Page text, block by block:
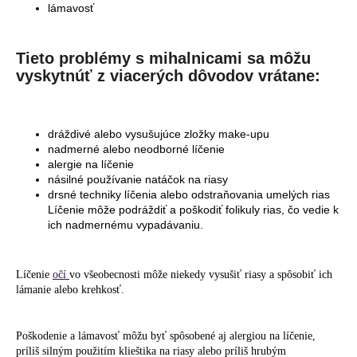
lámavosť
Tieto problémy s mihalnicami sa môžu
vyskytnúť z viacerých dôvodov vrátane:
dráždivé alebo vysušujúce zložky make-upu
nadmerné alebo neodborné líčenie
alergie na líčenie
násilné používanie natáčok na riasy
drsné techniky líčenia alebo odstraňovania umelých rias
Líčenie môže podráždiť a poškodiť folikuly rias, čo vedie k
ich nadmernému vypadávaniu.
Líčenie očí vo všeobecnosti môže niekedy vysušiť riasy a spôsobiť ich
lámanie alebo krehkosť.
Poškodenie a lámavosť môžu byť spôsobené aj alergiou na líčenie,
príliš silným použitím klieštika na riasy alebo príliš hrubým